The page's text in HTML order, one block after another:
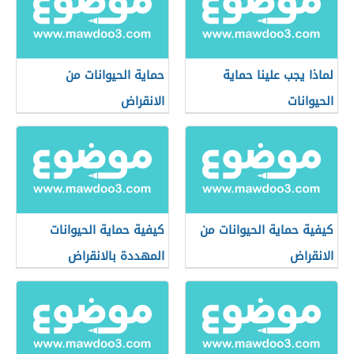
لماذا يجب علينا حماية
الحيوانات
حماية الحيوانات من
الانقراض
كيفية حماية الحيوانات من
الانقراض
كيفية حماية الحيوانات
المهددة بالانقراض